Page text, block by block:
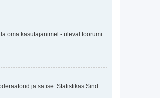
oma kasutajanimel - üleval foorumi
ja sa ise. Statistikas Sind